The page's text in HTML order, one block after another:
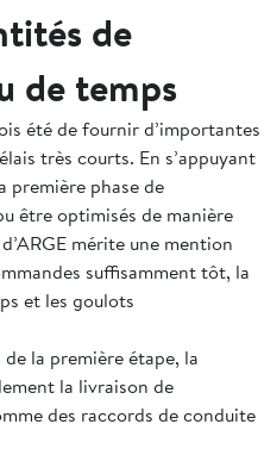
de
de temps
été de fournir d’importantes
très courts. En s’appuyant
première phase de
être optimisés de manière
mérite une mention
suffisamment tôt, la
et les goulots
la première étape, la
la livraison de
des raccords de conduite